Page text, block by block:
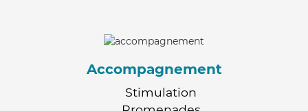
Accompagnement
Stimulation